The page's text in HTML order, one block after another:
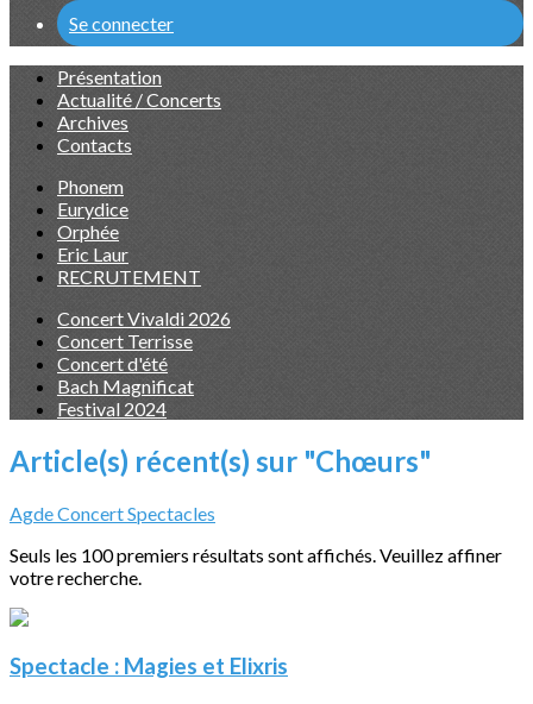
Se connecter
Présentation
Actualité / Concerts
Archives
Contacts
Phonem
Eurydice
Orphée
Eric Laur
RECRUTEMENT
Concert Vivaldi 2026
Concert Terrisse
Concert d'été
Bach Magnificat
Festival 2024
Article(s) récent(s) sur "Chœurs"
AgdeConcertSpectacles
Seuls les 100 premiers résultats sont affichés. Veuillez affiner
votre recherche.
Spectacle : Magies et Elixris